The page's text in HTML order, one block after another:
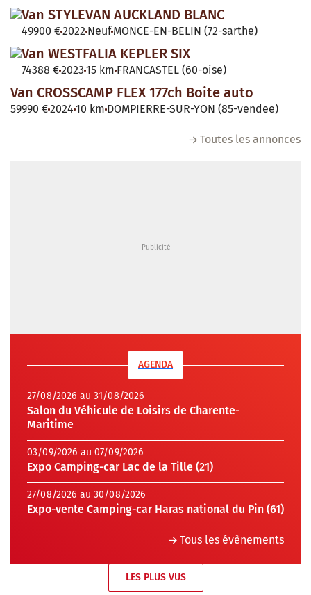
Van STYLEVAN AUCKLAND BLANC
49900 €2022 Neuf MONCE-EN-BELIN (72-sarthe)
Van WESTFALIA KEPLER SIX
74388 €2023 15 km FRANCASTEL (60-oise)
Van CROSSCAMP FLEX 177ch Boite auto
59990 €2024 10 km DOMPIERRE-SUR-YON (85-vendee)
Toutes les annonces
AGENDA
27/08/2026 au 31/08/2026
Salon du Véhicule de Loisirs de Charente-
Maritime
03/09/2026 au 07/09/2026
Expo Camping-car Lac de la Tille (21)
27/08/2026 au 30/08/2026
Expo-vente Camping-car Haras national du Pin (61)
Tous les évènements
LES PLUS VUS